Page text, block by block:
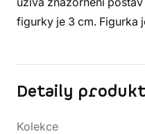
figurky je 3 cm. Figurka
Detaily
Kolekce